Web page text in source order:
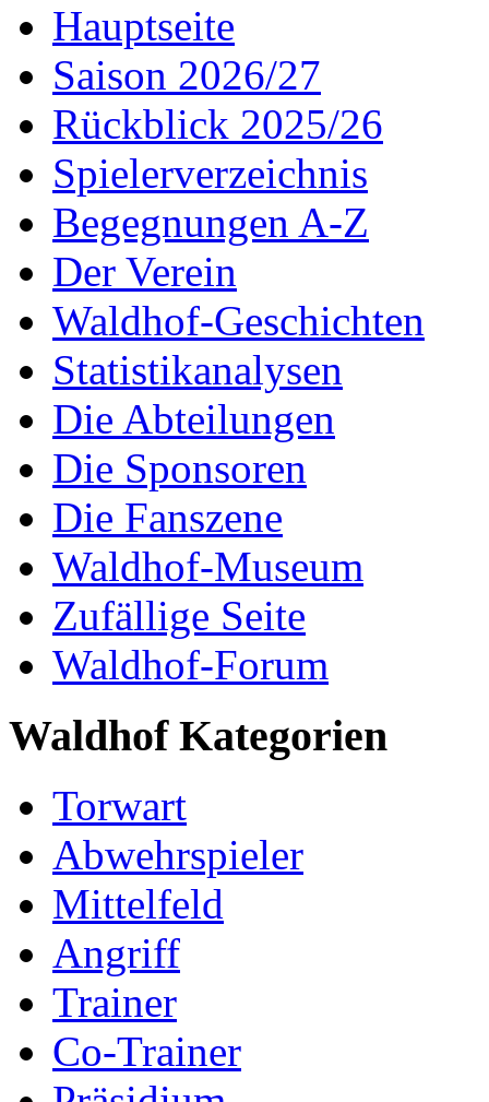
Hauptseite
Saison 2026/27
Rückblick 2025/26
Spielerverzeichnis
Begegnungen A-Z
Der Verein
Waldhof-Geschichten
Statistikanalysen
Die Abteilungen
Die Sponsoren
Die Fanszene
Waldhof-Museum
Zufällige Seite
Waldhof-Forum
Waldhof Kategorien
Torwart
Abwehrspieler
Mittelfeld
Angriff
Trainer
Co-Trainer